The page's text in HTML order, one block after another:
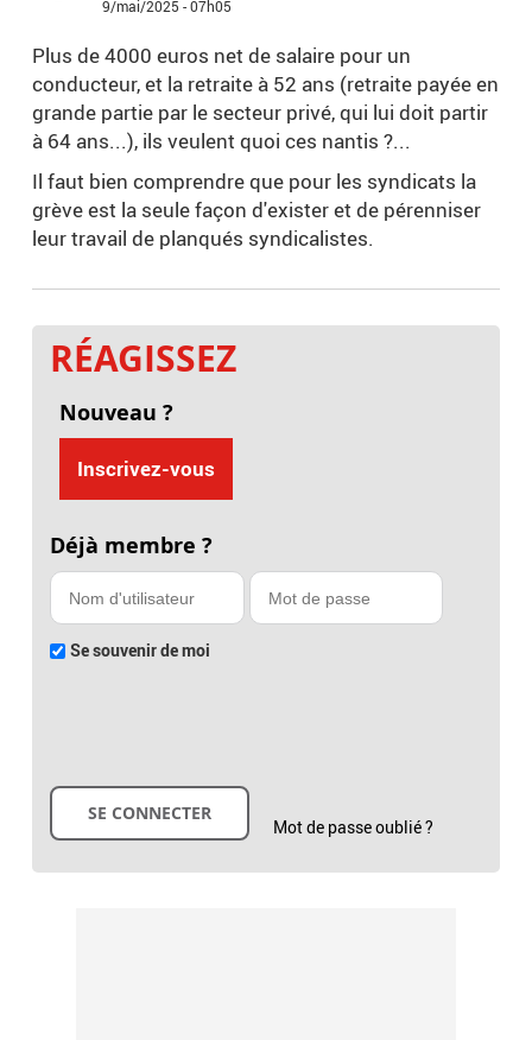
9/mai/2025 - 07h05
Plus de 4000 euros net de salaire pour un
conducteur, et la retraite à 52 ans (retraite payée en
grande partie par le secteur privé, qui lui doit partir
à 64 ans...), ils veulent quoi ces nantis ?...
Il faut bien comprendre que pour les syndicats la
grève est la seule façon d'exister et de pérenniser
leur travail de planqués syndicalistes.
RÉAGISSEZ
Nouveau ?
Inscrivez-vous
Déjà membre ?
Se souvenir de moi
Mot de passe oublié ?